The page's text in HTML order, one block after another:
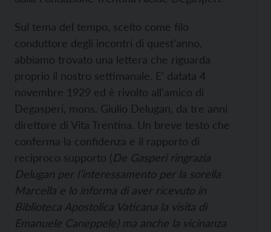
Sul tema del tempo, scelto come filo
conduttore degli incontri di quest’anno,
abbiamo trovato una lettera che riguarda
proprio il nostro settimanale. E’ datata 4
novembre 1929 ed è rivolto all’amico di
Degasperi, mons. Giulio Delugan, da tre anni
direttore di Vita Trentina. Un breve testo che
conferma la confidenza e il rapporto di
reciproco supporto (De Gasperi ringrazia
Delugan per l’interessamento per la sorella
Marcella e lo informa di aver ricevuto in
Biblioteca Apostolica Vaticana la visita di
Emanuele Caneppele) ma anche la vicinanza